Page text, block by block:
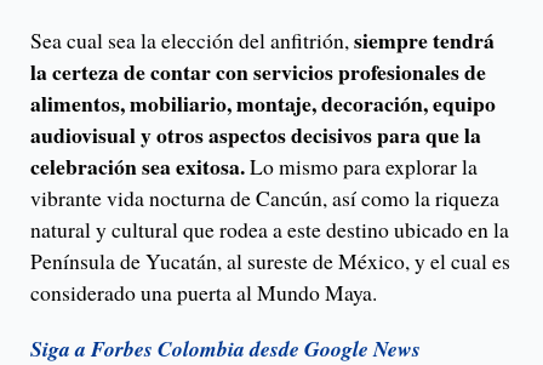
Sea cual sea la elección del anfitrión, siempre tendrá
la certeza de contar con servicios profesionales de
alimentos, mobiliario, montaje, decoración, equipo
audiovisual y otros aspectos decisivos para que la
celebración sea exitosa.Lo mismo para explorar la
vibrante vida nocturna de Cancún, así como la riqueza
natural y cultural que rodea a este destino ubicado en la
Península de Yucatán, al sureste de México, y el cual es
considerado una puerta al Mundo Maya.
Siga a Forbes Colombia desde Google News